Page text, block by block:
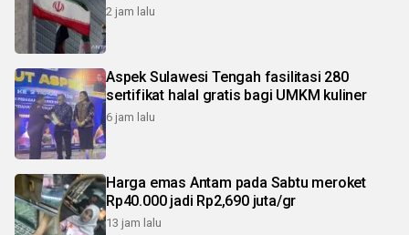
2 jam lalu
Aspek Sulawesi Tengah fasilitasi 280
sertifikat halal gratis bagi UMKM kuliner
6 jam lalu
Harga emas Antam pada Sabtu meroket
Rp40.000 jadi Rp2,690 juta/gr
13 jam lalu